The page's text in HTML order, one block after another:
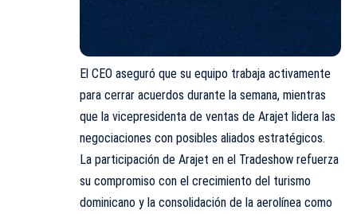
El CEO aseguró que su equipo trabaja activamente
para cerrar acuerdos durante la semana, mientras
que la vicepresidenta de ventas de Arajet lidera las
negociaciones con posibles aliados estratégicos.
La participación de Arajet en el Tradeshow refuerza
su compromiso con el crecimiento del turismo
dominicano y la consolidación de la aerolínea como